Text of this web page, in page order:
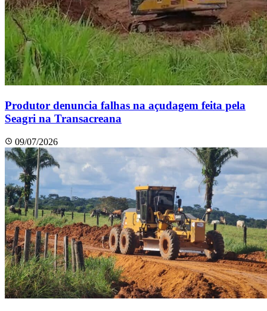
Produtor denuncia falhas na açudagem feita pela
Seagri na Transacreana
09/07/2026